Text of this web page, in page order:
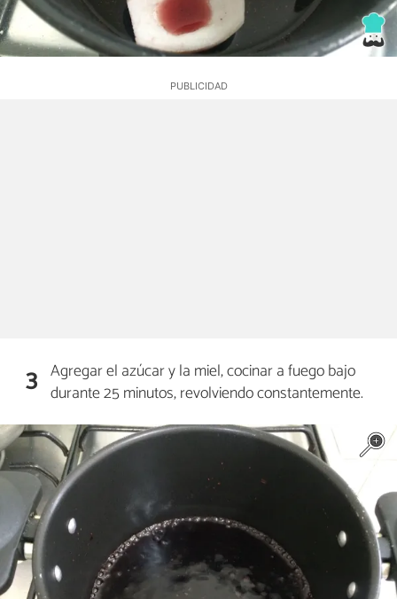
3 Agregar el azúcar y la miel, cocinar a fuego bajo
durante 25 minutos, revolviendo constantemente.